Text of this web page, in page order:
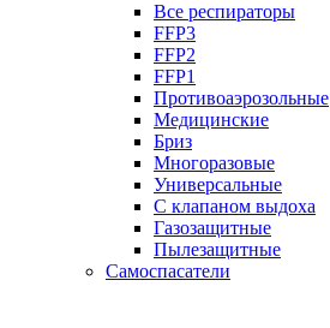
Все респираторы
FFP3
FFP2
FFP1
Противоаэрозольные
Медицинские
Бриз
Многоразовые
Универсальные
С клапаном выдоха
Газозащитные
Пылезащитные
Самоспасатели